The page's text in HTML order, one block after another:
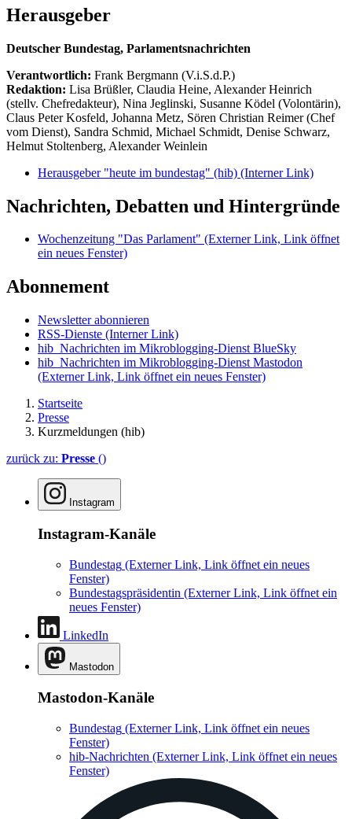
Herausgeber
Deutscher Bundestag, Parlamentsnachrichten
Verantwortlich: Frank Bergmann (V.i.S.d.P.)
Redaktion: Lisa Brüßler, Claudia Heine, Alexander Heinrich
(stellv. Chefredakteur), Nina Jeglinski, Susanne Ködel (Volontärin),
Claus Peter Kosfeld, Johanna Metz, Sören Christian Reimer (Chef
vom Dienst), Sandra Schmid, Michael Schmidt, Denise Schwarz,
Helmut Stoltenberg, Alexander Weinlein
Herausgeber "heute im bundestag" (hib) (Interner Link)
Nachrichten, Debatten und Hintergründe
Wochenzeitung "Das Parlament" (Externer Link, Link öffnet
ein neues Fenster)
Abonnement
Newsletter abonnieren
RSS-Dienste (Interner Link)
hib_Nachrichten im Mikroblogging-Dienst BlueSky
hib_Nachrichten im Mikroblogging-Dienst Mastodon
(Externer Link, Link öffnet ein neues Fenster)
Startseite
Presse
Kurzmeldungen (hib)
zurück zu: Presse ()
Instagram
Instagram-Kanäle
Bundestag (Externer Link, Link öffnet ein neues
Fenster)
Bundestagspräsidentin (Externer Link, Link öffnet ein
neues Fenster)
LinkedIn
Mastodon
Mastodon-Kanäle
Bundestag (Externer Link, Link öffnet ein neues
Fenster)
hib-Nachrichten (Externer Link, Link öffnet ein neues
Fenster)